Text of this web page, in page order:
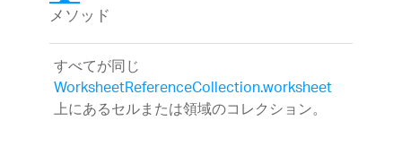
メソッド
すべてが同じ
WorksheetReferenceCollection.worksheet
上にあるセルまたは領域のコレクション。